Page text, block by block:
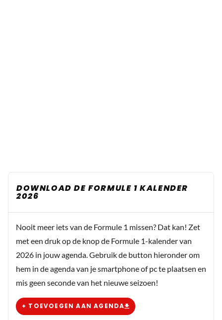
DOWNLOAD DE FORMULE 1 KALENDER
2026
Nooit meer iets van de Formule 1 missen? Dat kan! Zet
met een druk op de knop de Formule 1-kalender van
2026 in jouw agenda. Gebruik de button hieronder om
hem in de agenda van je smartphone of pc te plaatsen en
mis geen seconde van het nieuwe seizoen!
+ TOEVOEGEN AAN AGENDA